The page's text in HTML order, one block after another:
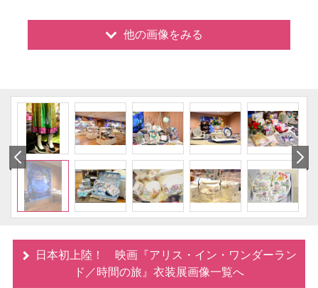
他の画像をみる
日本初上陸！ 映画『アリス・イン・ワンダーラン
ド／時間の旅』衣装展画像一覧へ